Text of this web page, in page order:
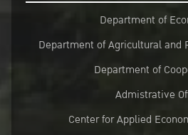
Department of
Department of Agricultural and
Department of
Admistrative
Center for Applied